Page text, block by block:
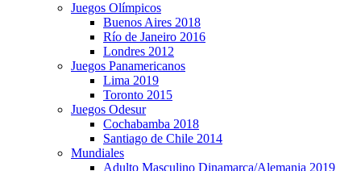
Juegos Olímpicos
Buenos Aires 2018
Río de Janeiro 2016
Londres 2012
Juegos Panamericanos
Lima 2019
Toronto 2015
Juegos Odesur
Cochabamba 2018
Santiago de Chile 2014
Mundiales
Adulto Masculino Dinamarca/Alemania 2019